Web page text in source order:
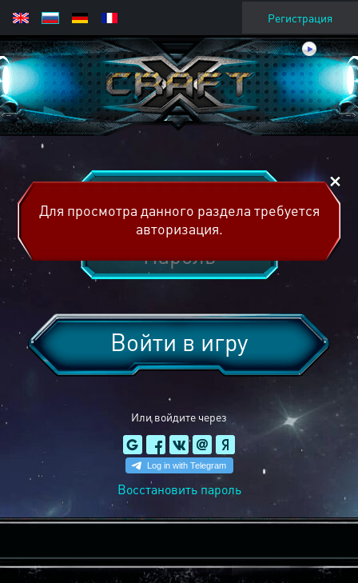
Регистрация
Или войдите через
Войти в игру
Восстановить пароль
Для просмотра данного раздела требуется
авторизация.